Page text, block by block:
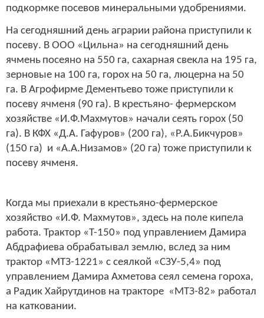
подкормке посевов минеральными удобрениями.
На сегодняшний день аграрии района приступили к
посеву. В ООО «Цильна» на сегодняшний день
ячмень посеяно на 550 га, сахарная свекла на 195 га,
зерновые на 100 га, горох на 50 га, люцерна на 50
га. В Агрофирме Дементьево тоже приступили к
посеву ячменя (90 га). В крестьяно- фермерском
хозяйстве «И.Ф.Махмутов» начали сеять горох (50
га). В КФХ «Д.А. Гафуров» (200 га), «Р.А.Бикчуров»
(150 га) и «А.А.Низамов» (20 га) тоже приступили к
посеву ячменя.
Когда мы приехали в крестьяно-фермерское
хозяйство «И.Ф. Махмутов», здесь на поле кипела
работа. Трактор «Т-150» под управлением Дамира
Абдрафиева обрабатывал землю, вслед за ним
трактор «МТЗ-1221» с сеялкой «СЗУ-5,4» под
управлением Дамира Ахметова сеял семена гороха,
а Радик Хайрутдинов на тракторе «МТЗ-82» работал
на катковании.